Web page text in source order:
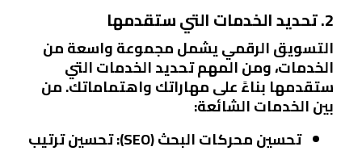
2. تحديد الخدمات التي ستقدمها
التسويق الرقمي يشمل مجموعة واسعة من
الخدمات، ومن المهم تحديد الخدمات التي
ستقدمها بناءً على مهاراتك واهتماماتك. من
بين الخدمات الشائعة:
تحسين محركات البحث (SEO)
: تحسين ترتيب